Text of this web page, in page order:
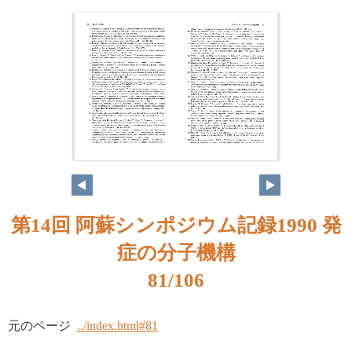
第14回 阿蘇シンポジウム記録1990 発
症の分子機構
81/106
元のページ ../index.html#81